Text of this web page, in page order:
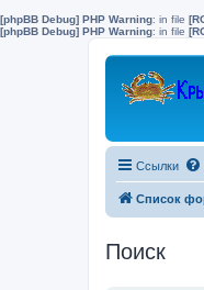
[phpBB Debug] PHP Warning: in file
[phpBB Debug] PHP Warning: in file
Ссылки
Список
Поиск